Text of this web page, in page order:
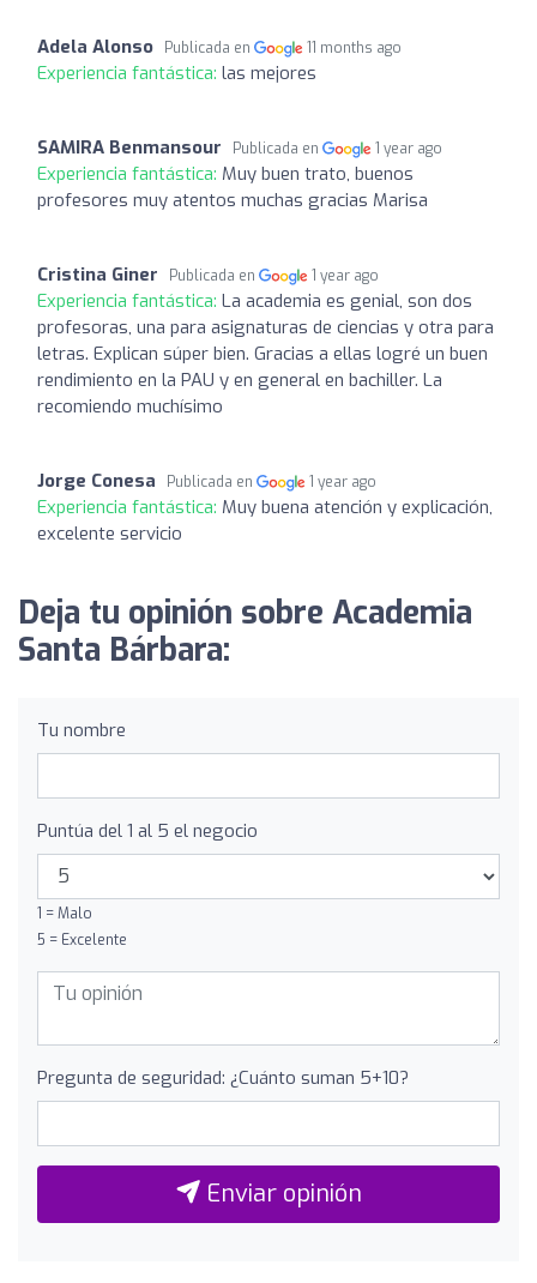
Adela Alonso Publicada en 11 months ago
Experiencia fantástica: las mejores
SAMIRA Benmansour Publicada en 1 year ago
Experiencia fantástica: Muy buen trato, buenos
profesores muy atentos muchas gracias Marisa
Cristina Giner Publicada en 1 year ago
Experiencia fantástica: La academia es genial, son dos
profesoras, una para asignaturas de ciencias y otra para
letras. Explican súper bien. Gracias a ellas logré un buen
rendimiento en la PAU y en general en bachiller. La
recomiendo muchísimo
Jorge Conesa Publicada en 1 year ago
Experiencia fantástica: Muy buena atención y explicación,
excelente servicio
Deja tu opinión sobre Academia
Santa Bárbara:
Tu nombre
Puntúa del 1 al 5 el negocio
1 = Malo
5 = Excelente
Pregunta de seguridad: ¿Cuánto suman 5+10?
Enviar opinión